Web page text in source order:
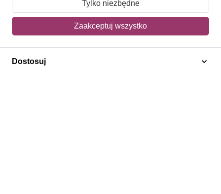
Mój koszyk
Adres dostawy
Polecamy
Tylko niezbędne
Zaakceptuj wszystko
Dostosuj